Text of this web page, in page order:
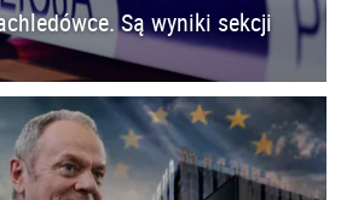
Są wyniki sekcji